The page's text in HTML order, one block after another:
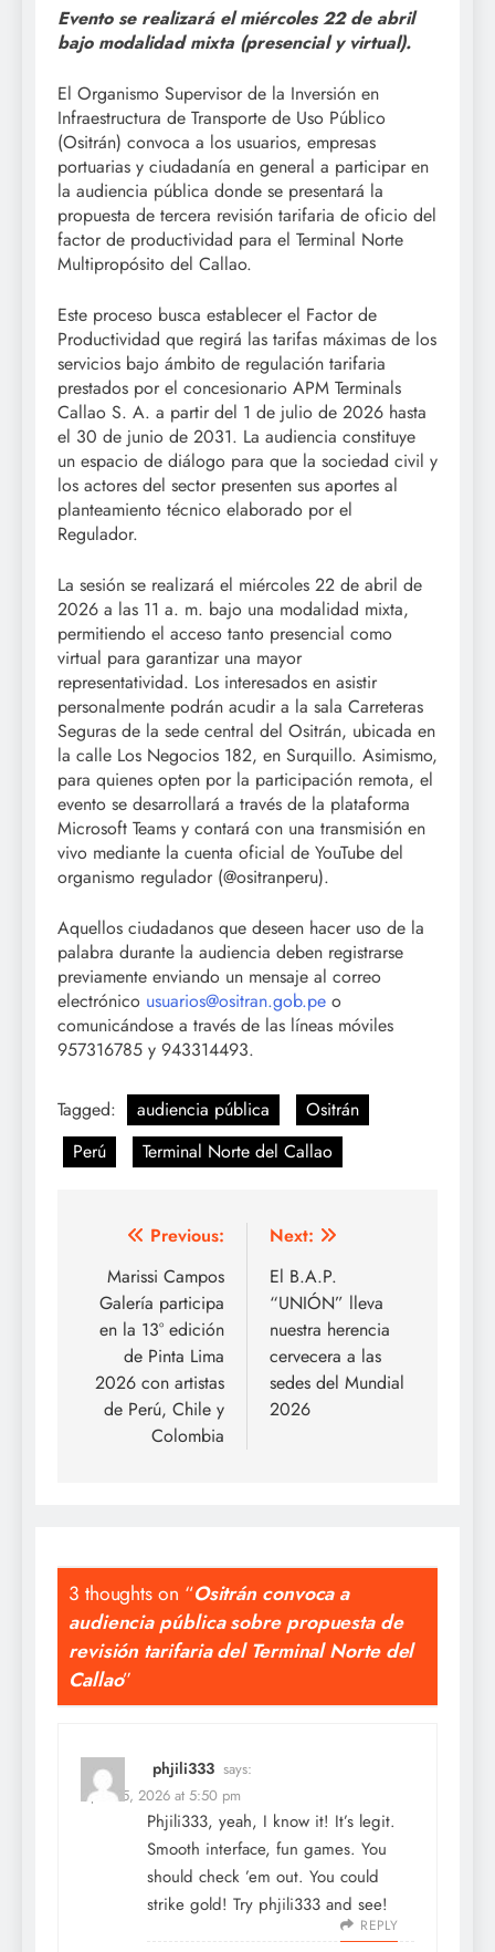
Evento se realizará el miércoles 22 de abril
bajo modalidad mixta (presencial y virtual).
El Organismo Supervisor de la Inversión en
Infraestructura de Transporte de Uso Público
(Ositrán) convoca a los usuarios, empresas
portuarias y ciudadanía en general a participar en
la audiencia pública donde se presentará la
propuesta de tercera revisión tarifaria de oficio del
factor de productividad para el Terminal Norte
Multipropósito del Callao.
Este proceso busca establecer el Factor de
Productividad que regirá las tarifas máximas de los
servicios bajo ámbito de regulación tarifaria
prestados por el concesionario APM Terminals
Callao S. A. a partir del 1 de julio de 2026 hasta
el 30 de junio de 2031. La audiencia constituye
un espacio de diálogo para que la sociedad civil y
los actores del sector presenten sus aportes al
planteamiento técnico elaborado por el
Regulador.
La sesión se realizará el miércoles 22 de abril de
2026 a las 11 a. m. bajo una modalidad mixta,
permitiendo el acceso tanto presencial como
virtual para garantizar una mayor
representatividad. Los interesados en asistir
personalmente podrán acudir a la sala Carreteras
Seguras de la sede central del Ositrán, ubicada en
la calle Los Negocios 182, en Surquillo. Asimismo,
para quienes opten por la participación remota, el
evento se desarrollará a través de la plataforma
Microsoft Teams y contará con una transmisión en
vivo mediante la cuenta oficial de YouTube del
organismo regulador (@ositranperu).
Aquellos ciudadanos que deseen hacer uso de la
palabra durante la audiencia deben registrarse
previamente enviando un mensaje al correo
electrónico usuarios@ositran.gob.pe o
comunicándose a través de las líneas móviles
957316785 y 943314493.
Tagged: audiencia pública
Ositrán
Perú
Terminal Norte del Callao
Post
navigation
Previous:
Marissi Campos
Galería participa
en la 13° edición
de Pinta Lima
2026 con artistas
de Perú, Chile y
Colombia
Next:
El B.A.P.
“UNIÓN” lleva
nuestra herencia
cervecera a las
sedes del Mundial
2026
3 thoughts on “Ositrán convoca a
audiencia pública sobre propuesta de
revisión tarifaria del Terminal Norte del
Callao”
phjili333 says:
April 25, 2026 at 5:50 pm
Phjili333, yeah, I know it! It’s legit.
Smooth interface, fun games. You
should check ’em out. You could
strike gold! Try phjili333 and see!
REPLY